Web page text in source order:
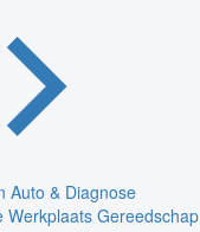
Auto & Diagnose
Werkplaats Gereedschap